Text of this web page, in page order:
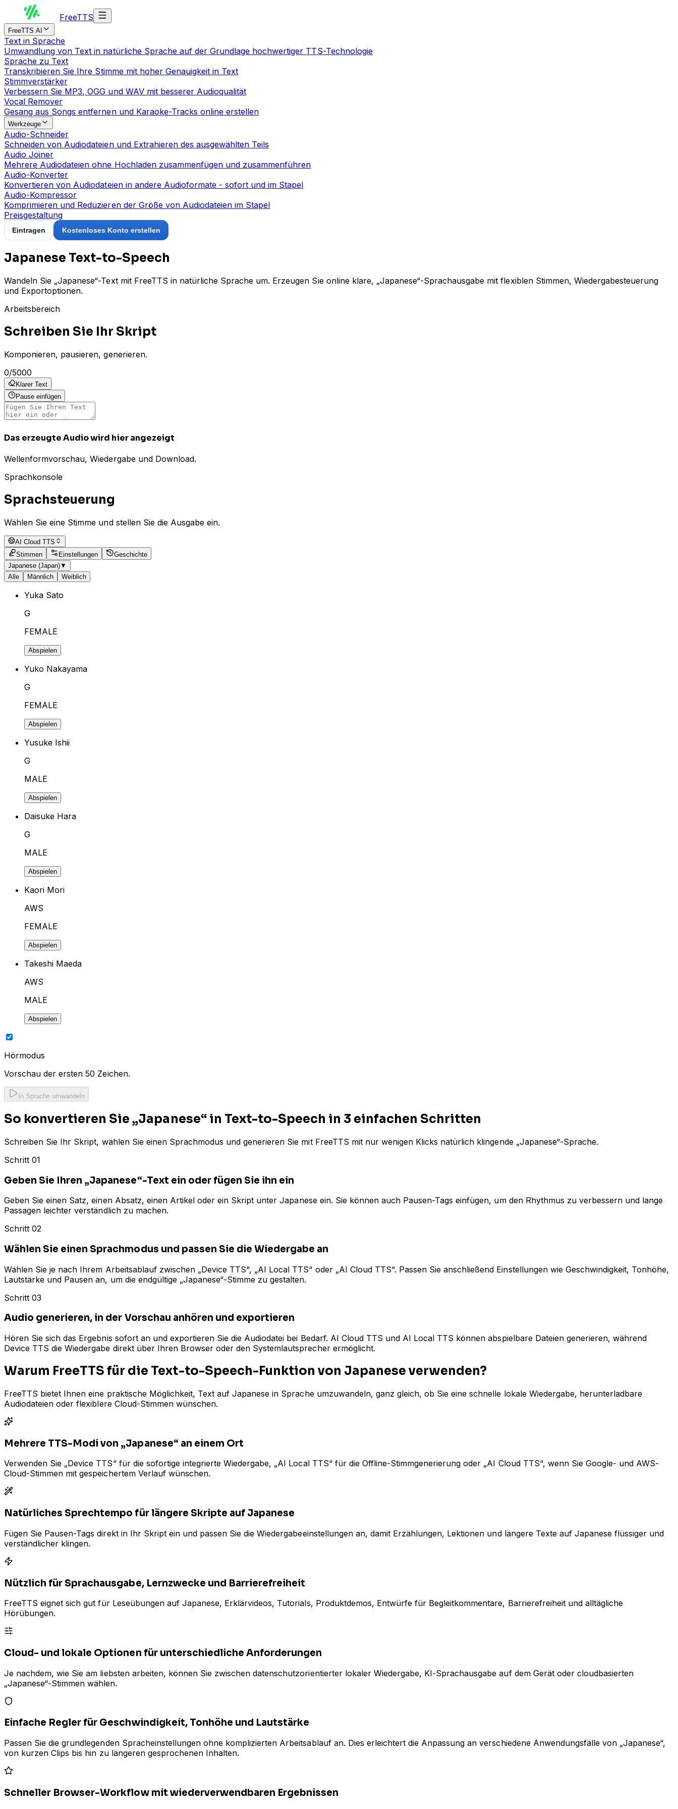
FreeTTS
FreeTTS AI
Text in Sprache
Umwandlung von Text in natürliche Sprache auf der Grundlage hochwertiger TTS-Technologie
Sprache zu Text
Transkribieren Sie Ihre Stimme mit hoher Genauigkeit in Text
Stimmverstärker
Verbessern Sie MP3, OGG und WAV mit besserer Audioqualität
Vocal Remover
Gesang aus Songs entfernen und Karaoke-Tracks online erstellen
Werkzeuge
Audio-Schneider
Schneiden von Audiodateien und Extrahieren des ausgewählten Teils
Audio Joiner
Mehrere Audiodateien ohne Hochladen zusammenfügen und zusammenführen
Audio-Konverter
Konvertieren von Audiodateien in andere Audioformate - sofort und im Stapel
Audio-Kompressor
Komprimieren und Reduzieren der Größe von Audiodateien im Stapel
Preisgestaltung
Eintragen Kostenloses Konto erstellen
Japanese Text-to-Speech
Wandeln Sie „Japanese“-Text mit FreeTTS in natürliche Sprache um. Erzeugen Sie online klare, „Japanese“-Sprachausgabe mit flexiblen Stimmen, Wiedergabesteuerung
und Exportoptionen.
Arbeitsbereich
Schreiben Sie Ihr Skript
Komponieren, pausieren, generieren.
0/5000
Klarer Text
Pause einfügen
Das erzeugte Audio wird hier angezeigt
Wellenformvorschau, Wiedergabe und Download.
Sprachkonsole
Sprachsteuerung
Wählen Sie eine Stimme und stellen Sie die Ausgabe ein.
AI Cloud TTS
Stimmen
Einstellungen
Geschichte
Japanese (Japan)▼
Alle
Männlich Weiblich
Yuka Sato
G
FEMALE
Abspielen
Yuko Nakayama
G
FEMALE
Abspielen
Yusuke Ishii
G
MALE
Abspielen
Daisuke Hara
G
MALE
Abspielen
Kaori Mori
AWS
FEMALE
Abspielen
Takeshi Maeda
AWS
MALE
Abspielen
Hörmodus
Vorschau der ersten 50 Zeichen.
In Sprache umwandeln
So konvertieren Sie „Japanese“ in Text-to-Speech in 3 einfachen Schritten
Schreiben Sie Ihr Skript, wählen Sie einen Sprachmodus und generieren Sie mit FreeTTS mit nur wenigen Klicks natürlich klingende „Japanese“-Sprache.
Schritt 01
Geben Sie Ihren „Japanese“-Text ein oder fügen Sie ihn ein
Geben Sie einen Satz, einen Absatz, einen Artikel oder ein Skript unter Japanese ein. Sie können auch Pausen-Tags einfügen, um den Rhythmus zu verbessern und lange
Passagen leichter verständlich zu machen.
Schritt 02
Wählen Sie einen Sprachmodus und passen Sie die Wiedergabe an
Wählen Sie je nach Ihrem Arbeitsablauf zwischen „Device TTS“, „AI Local TTS“ oder „AI Cloud TTS“. Passen Sie anschließend Einstellungen wie Geschwindigkeit, Tonhöhe,
Lautstärke und Pausen an, um die endgültige „Japanese“-Stimme zu gestalten.
Schritt 03
Audio generieren, in der Vorschau anhören und exportieren
Hören Sie sich das Ergebnis sofort an und exportieren Sie die Audiodatei bei Bedarf. AI Cloud TTS und AI Local TTS können abspielbare Dateien generieren, während
Device TTS die Wiedergabe direkt über Ihren Browser oder den Systemlautsprecher ermöglicht.
Warum FreeTTS für die Text-to-Speech-Funktion von Japanese verwenden?
FreeTTS bietet Ihnen eine praktische Möglichkeit, Text auf Japanese in Sprache umzuwandeln, ganz gleich, ob Sie eine schnelle lokale Wiedergabe, herunterladbare
Audiodateien oder flexiblere Cloud-Stimmen wünschen.
Mehrere TTS-Modi von „Japanese“ an einem Ort
Verwenden Sie „Device TTS“ für die sofortige integrierte Wiedergabe, „AI Local TTS“ für die Offline-Stimmgenerierung oder „AI Cloud TTS“, wenn Sie Google- und AWS-
Cloud-Stimmen mit gespeichertem Verlauf wünschen.
Natürliches Sprechtempo für längere Skripte auf Japanese
Fügen Sie Pausen-Tags direkt in Ihr Skript ein und passen Sie die Wiedergabeeinstellungen an, damit Erzählungen, Lektionen und längere Texte auf Japanese flüssiger und
verständlicher klingen.
Nützlich für Sprachausgabe, Lernzwecke und Barrierefreiheit
FreeTTS eignet sich gut für Leseübungen auf Japanese, Erklärvideos, Tutorials, Produktdemos, Entwürfe für Begleitkommentare, Barrierefreiheit und alltägliche
Hörübungen.
Cloud- und lokale Optionen für unterschiedliche Anforderungen
Je nachdem, wie Sie am liebsten arbeiten, können Sie zwischen datenschutzorientierter lokaler Wiedergabe, KI-Sprachausgabe auf dem Gerät oder cloudbasierten
„Japanese“-Stimmen wählen.
Einfache Regler für Geschwindigkeit, Tonhöhe und Lautstärke
Passen Sie die grundlegenden Spracheinstellungen ohne komplizierten Arbeitsablauf an. Dies erleichtert die Anpassung an verschiedene Anwendungsfälle von „Japanese“,
von kurzen Clips bis hin zu längeren gesprochenen Inhalten.
Schneller Browser-Workflow mit wiederverwendbaren Ergebnissen